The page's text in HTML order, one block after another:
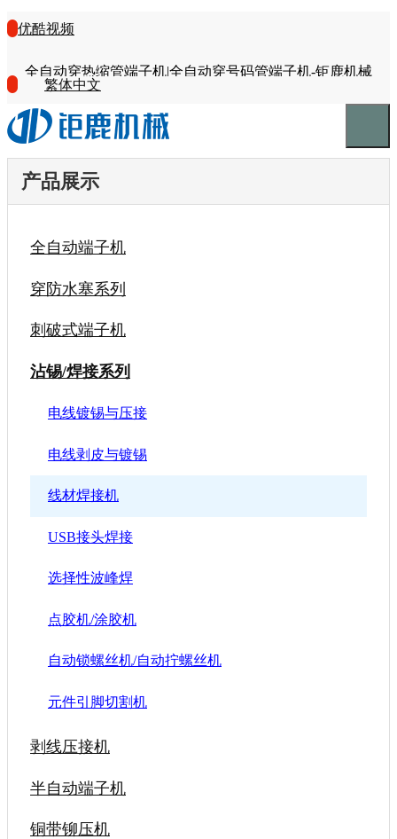
优酷视频
全自动穿热缩管端子机|全自动穿号码管端子机-钜鹿机械
繁体中文
产品展示
全自动端子机
穿防水塞系列
刺破式端子机
沾锡/焊接系列
电线镀锡与压接
电线剥皮与镀锡
线材焊接机
USB接头焊接
选择性波峰焊
点胶机/涂胶机
自动锁螺丝机/自动拧螺丝机
元件引脚切割机
剥线压接机
半自动端子机
铜带铆压机